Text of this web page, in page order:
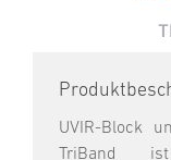
UVIR-Block
TriBand